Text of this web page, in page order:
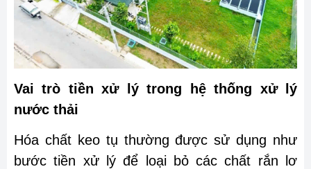
Vai trò tiền xử lý trong hệ thống xử lý
nước thải
Hóa chất keo tụ thường được sử dụng như
bước tiền xử lý để loại bỏ các chất rắn lơ